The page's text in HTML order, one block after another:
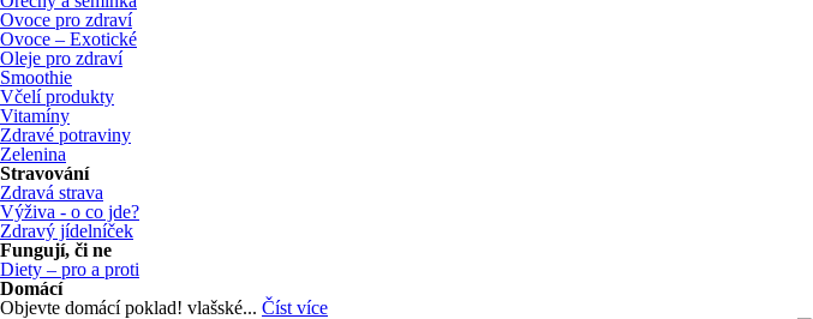
Ovoce pro zdraví
Ovoce – Exotické
Oleje pro zdraví
Smoothie
Včelí produkty
Vitamíny
Zdravé potraviny
Zelenina
Stravování
Zdravá strava
Výživa - o co jde?
Zdravý jídelníček
Fungují, či ne
Diety – pro a proti
Domácí
Objevte domácí poklad! vlašské... Číst více